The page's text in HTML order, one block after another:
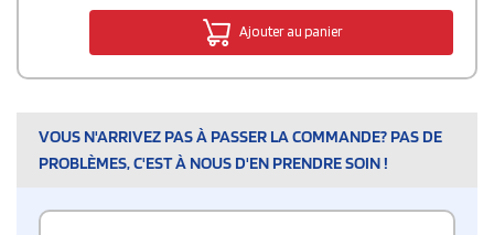
Ajouter au panier
VOUS N'ARRIVEZ PAS À PASSER LA COMMANDE? PAS DE
PROBLÈMES, C'EST À NOUS D'EN PRENDRE SOIN !